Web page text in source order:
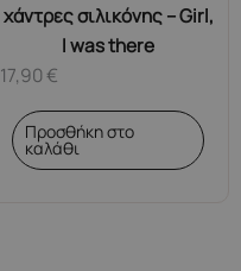
χάντρες σιλικόνης – Girl,
I was there
17,90€
Προσθήκη στο
καλάθι